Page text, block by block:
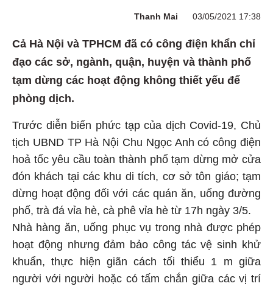
Thanh Mai 03/05/2021 17:38
Cả Hà Nội và TPHCM đã có công điện khẩn chỉ
đạo các sở, ngành, quận, huyện và thành phố
tạm dừng các hoạt động không thiết yếu để
phòng dịch.
Trước diễn biến phức tạp của dịch Covid-19, Chủ
tịch UBND TP Hà Nội Chu Ngọc Anh có công điện
hoả tốc yêu cầu toàn thành phố tạm dừng mở cửa
đón khách tại các khu di tích, cơ sở tôn giáo; tạm
dừng hoạt động đối với các quán ăn, uống đường
phố, trà đá vỉa hè, cà phê vỉa hè từ 17h ngày 3/5.
Nhà hàng ăn, uống phục vụ trong nhà được phép
hoạt động nhưng đảm bảo công tác vệ sinh khử
khuẩn, thực hiện giãn cách tối thiểu 1 m giữa
người với người hoặc có tấm chắn giữa các vị trí